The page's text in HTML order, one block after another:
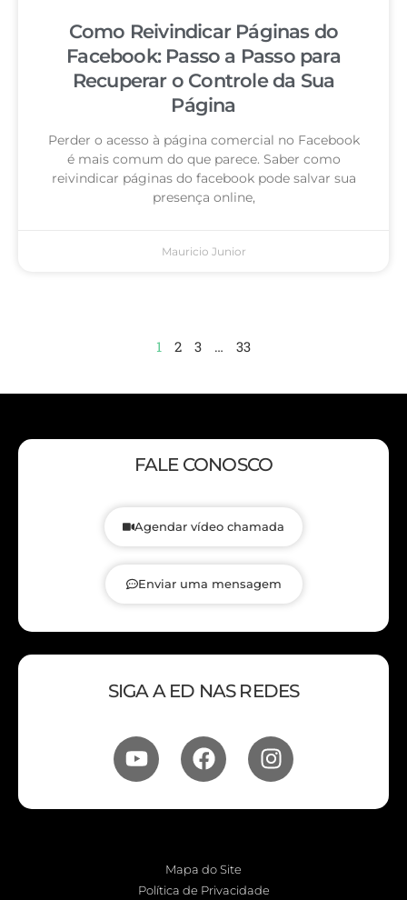
Como Reivindicar Páginas do
Facebook: Passo a Passo para
Recuperar o Controle da Sua
Página
Perder o acesso à página comercial no Facebook
é mais comum do que parece. Saber como
reivindicar páginas do facebook pode salvar sua
presença online,
Mauricio Junior
1 2 3 … 33
FALE CONOSCO
Agendar vídeo chamada
Enviar uma mensagem
SIGA A ED NAS REDES
Mapa do Site
Política de Privacidade